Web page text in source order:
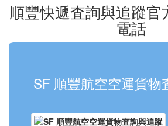
順豐快遞査詢與追蹤官
電話
SF 順豐航空空運貨物